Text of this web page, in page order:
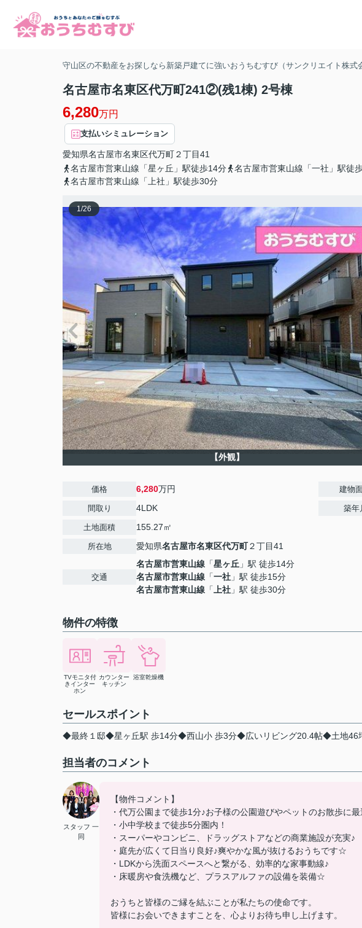
守山区の不動産をお探しなら新築戸建てに強いおうちむすび（サンクリエイト株式
名古屋市名東区代万町241②(残1棟) 2号棟
6,280万円
支払いシミュレーション
愛知県名古屋市名東区代万町２丁目41
名古屋市営東山線「星ヶ丘」駅徒歩14分
名古屋市営東山線「一社」駅徒
名古屋市営東山線「上社」駅徒歩30分
1/26
【外観】
価格 6,280万円
間取り 4LDK
土地面積 155.27㎡
所在地 愛知県名古屋市名東区代万町２丁目41
交通
名古屋市営東山線 「星ヶ丘 」駅 徒歩14分
名古屋市営東山線 「一社 」駅 徒歩15分
名古屋市営東山線 「 上社 」駅 徒歩30分
建物
築年
物件の特徴
TVモニタ付
きインター
ホン
カウンター
キッチン
浴室乾燥機
セールスポイント
◆最終１邸◆星ヶ丘駅 歩14分◆西山小 歩3分◆広いリビング20.4帖◆土地46
担当者のコメント
スタッフ 一
同
【物件コメント】
・代万公園まで徒歩1分♪お子様の公園遊びやペットのお散歩に
・小中学校まで徒歩5分圏内！
・スーパーやコンビニ、ドラッグストアなどの商業施設が充実♪
・庭先が広くて日当り良好♪爽やかな風が抜けるおうちです☆
・LDKから洗面スペースへと繋がる、効率的な家事動線♪
・床暖房や食洗機など、プラスアルファの設備を装備☆
おうちと皆様のご縁を結ぶことが私たちの使命です。
皆様にお会いできますことを、心よりお待ち申し上げます。